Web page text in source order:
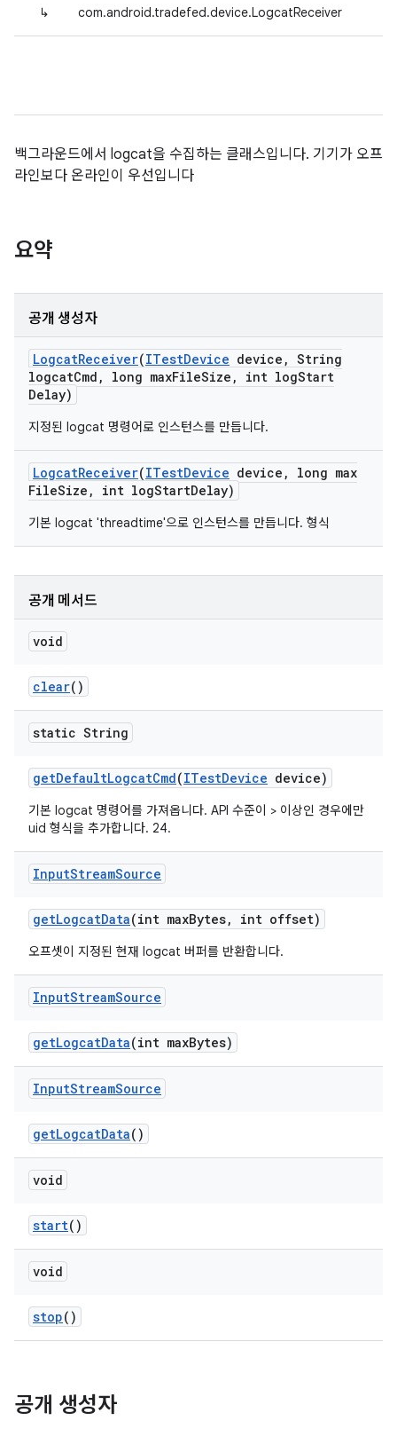
↳ com.android.tradefed.device.LogcatReceiver
백그라운드에서 logcat을 수집하는 클래스입니다. 기기가 오프
라인보다 온라인이 우선입니다
요약
공개 생성자
LogcatReceiver(ITestDevice device , String
logcatCmd , long maxFileSize , int logStart
Delay)
지정된 logcat 명령어로 인스턴스를 만듭니다.
LogcatReceiver(ITestDevice device ,
long max
FileSize , int logStartDelay)
기본 logcat 'threadtime'으로 인스턴스를 만듭니다. 형식
공개 메서드
void
clear()
static String
getDefaultLogcatCmd(ITestDevice device)
기본 logcat 명령어를 가져옵니다. API 수준이 > 이상인 경우에만
uid 형식을 추가합니다. 24.
InputStreamSource
getLogcatData(int maxBytes, int offset)
오프셋이 지정된 현재 logcat 버퍼를 반환합니다.
InputStreamSource
getLogcatData(int maxBytes)
InputStreamSource
getLogcatData()
void
start()
void
stop()
공개 생성자